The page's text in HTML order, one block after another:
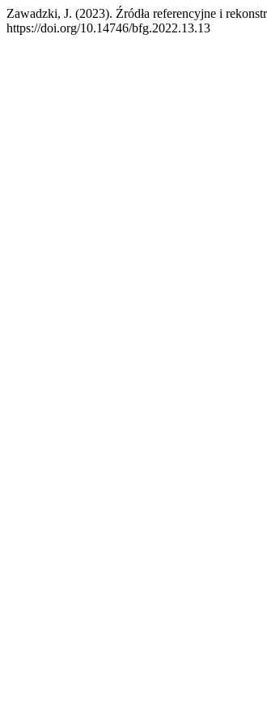
Zawadzki, J. (2023). Źródła referencyjne i
https://doi.org/10.14746/bfg.2022.13.13